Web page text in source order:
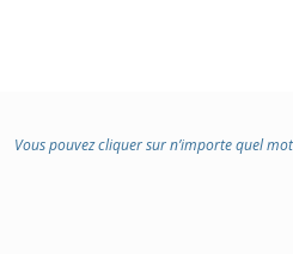
Vous pouvez cliquer sur n’importe quel